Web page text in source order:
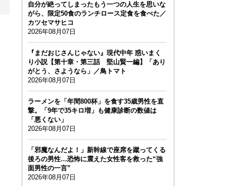
自分が絶ってしまったもう一つの人生を思いな
がら、限定50食のランチロース定食を食べた／
カツセマサヒコ
2026年08月07日
『まだおじさんじゃない』現代中年 惑いまく
り小説【第十章・第三話 堅山賢一編】「あり
がとう、さようなら」／鳥トマト
2026年08月07日
ラーメンを「年間800杯」を食す35歳男性を直
撃。「9年で35キロ増」も健康診断の数値は
「悪くない」
2026年08月07日
「邪魔なんだよ！」新幹線で座席を蹴ってくる
後ろの男性…恐怖に震えた女性客を救った“強
面男性の一言”
2026年08月07日